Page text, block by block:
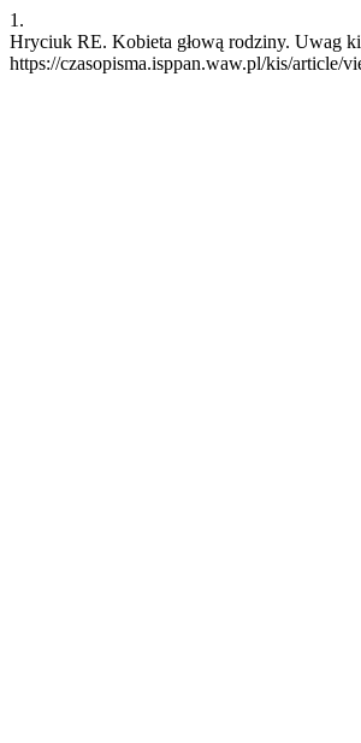
1.
Hryciuk RE. Kobieta głową rodziny. Uwag
https://czasopisma.isppan.waw.pl/kis/article/